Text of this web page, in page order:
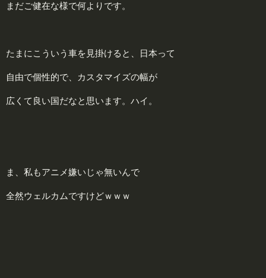
まだご健在な様で何よりです。
たまにこういう車を見掛けると、日本って
自由で個性的で、カスタマイズの幅が
広くて良い国だなと思います。ハイ。
ま、私もアニメ嫌いじゃ無いんで
全然ウェルカムですけどｗｗｗ